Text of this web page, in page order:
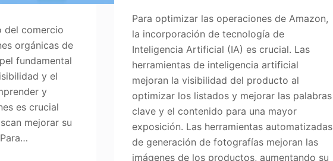
del comercio
orgánicas de
fundamental
y el
y
es crucial
mejorar su
Para optimizar las operaciones de Amazon,
la incorporación de tecnología de
Inteligencia Artificial (IA) es crucial. Las
herramientas de inteligencia artificial
mejoran la visibilidad del producto al
optimizar los listados y mejorar las palabras
clave y el contenido para una mayor
exposición. Las herramientas automatizadas
de generación de fotografías mejoran las
imágenes de los productos, aumentando su